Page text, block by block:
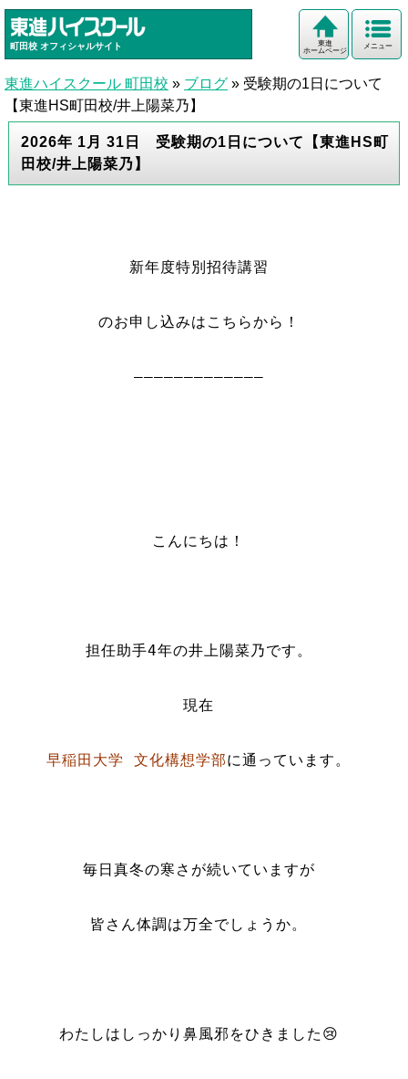
町田校 オフィシャルサイト メニュー
東進
ホームページ
東進ハイスクール 町田校 » ブログ » 受験期の1日について
【東進HS町田校/井上陽菜乃】
2026年 1月 31日 受験期の1日について【東進HS町
田校/井上陽菜乃】
新年度特別招待講習
のお申し込みはこちらから！
—————————————
こんにちは！
担任助手4年の井上陽菜乃です。
現在
早稲田大学 文化構想学部に通っています。
毎日真冬の寒さが続いていますが
皆さん体調は万全でしょうか。
わたしはしっかり鼻風邪をひきました😢